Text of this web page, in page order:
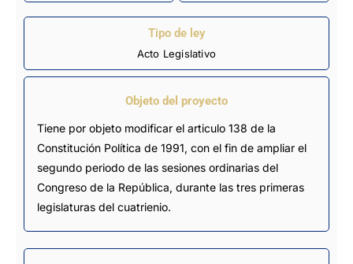
Tipo de ley
Acto Legislativo
Objeto del proyecto
Tiene por objeto modificar el articulo 138 de la
Constitución Política de 1991, con el fin de ampliar el
segundo periodo de las sesiones ordinarias del
Congreso de la República, durante las tres primeras
legislaturas del cuatrienio.